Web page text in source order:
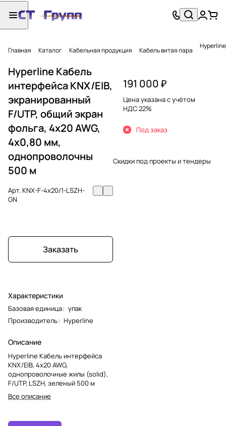
Главная Каталог Кабельная продукция Кабель витая пара
Hyperline Кабель
интерфейса KNX/EIB,
экранированный
F/UTP, общий экран
фольга, 4х20 AWG,
4х0,80 мм,
однопроволочны
500 м
Арт.KNX-F-4x20/1-LSZH-
GN
Заказать
Характеристики
Базовая единица: упак
Производитель: Hyperline
Описание
Hyperline Кабель интерфейса
KNX/EIB, 4х20 AWG,
однопроволочные жилы (solid),
F/UTP, LSZH, зеленый 500 м
Все описание
191 000 ₽
Цена указана с учётом
НДС 22%
Под заказ
Скидки под проекты и тендеры